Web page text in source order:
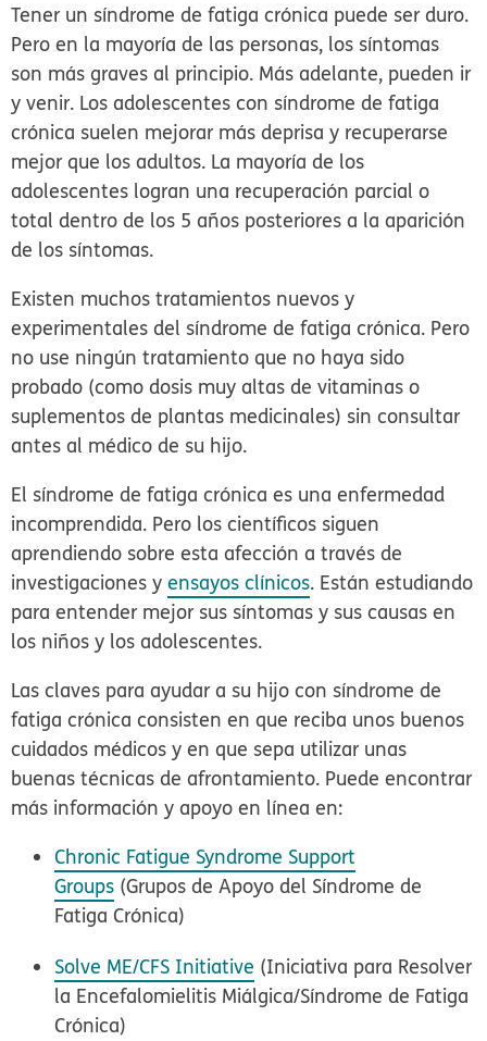
Tener un síndrome de fatiga crónica puede ser duro.
Pero en la mayoría de las personas, los síntomas
son más graves al principio. Más adelante, pueden ir
y venir. Los adolescentes con síndrome de fatiga
crónica suelen mejorar más deprisa y recuperarse
mejor que los adultos. La mayoría de los
adolescentes logran una recuperación parcial o
total dentro de los 5 años posteriores a la aparición
de los síntomas.
Existen muchos tratamientos nuevos y
experimentales del síndrome de fatiga crónica. Pero
no use ningún tratamiento que no haya sido
probado (como dosis muy altas de vitaminas o
suplementos de plantas medicinales) sin consultar
antes al médico de su hijo.
El síndrome de fatiga crónica es una enfermedad
incomprendida. Pero los científicos siguen
aprendiendo sobre esta afección a través de
investigaciones yensayos clínicos. Están estudiando
para entender mejor sus síntomas y sus causas en
los niños y los adolescentes.
Las claves para ayudar a su hijo con síndrome de
fatiga crónica consisten en que reciba unos buenos
cuidados médicos y en que sepa utilizar unas
buenas técnicas de afrontamiento. Puede encontrar
más información y apoyo en línea en:
Chronic Fatigue Syndrome Support
Groups (Grupos de Apoyo del Síndrome de
Fatiga Crónica)
Solve ME/CFS Initiative (Iniciativa para Resolver
la Encefalomielitis Miálgica/Síndrome de Fatiga
Crónica)